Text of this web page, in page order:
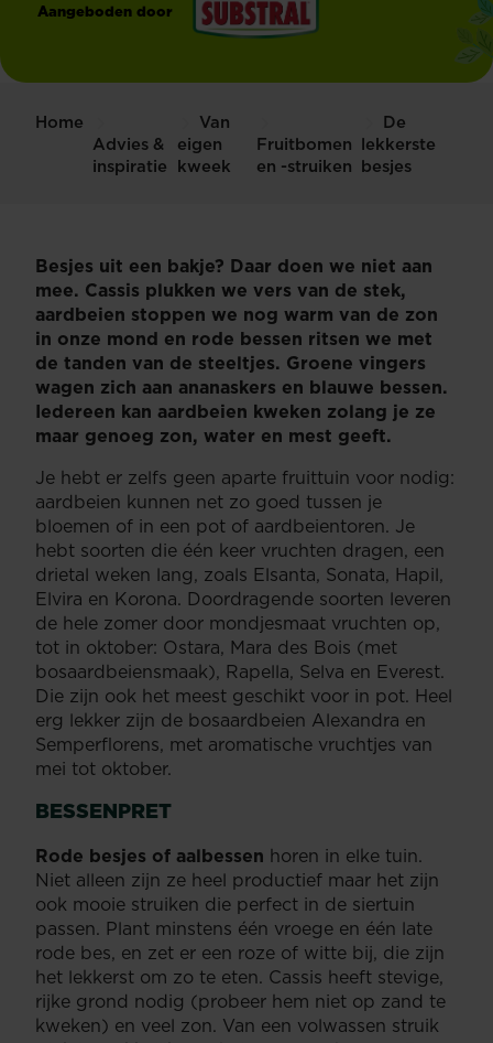
Aangeboden door
Home
Advies &
inspiratie
Van
eigen
kweek
Fruitbomen
en -struiken
De
lekkerste
besjes
Besjes uit een bakje? Daar doen we niet aan
mee. Cassis plukken we vers van de stek,
aardbeien stoppen we nog warm van de zon
in onze mond en rode bessen ritsen we met
de tanden van de steeltjes. Groene vingers
wagen zich aan ananaskers en blauwe bessen.
Iedereen kan aardbeien kweken zolang je ze
maar genoeg zon, water en mest geeft.
Je hebt er zelfs geen aparte fruittuin voor nodig:
aardbeien kunnen net zo goed tussen je
bloemen of in een pot of aardbeientoren. Je
hebt soorten die één keer vruchten dragen, een
drietal weken lang, zoals Elsanta, Sonata, Hapil,
Elvira en Korona. Doordragende soorten leveren
de hele zomer door mondjesmaat vruchten op,
tot in oktober: Ostara, Mara des Bois (met
bosaardbeiensmaak), Rapella, Selva en Everest.
Die zijn ook het meest geschikt voor in pot. Heel
erg lekker zijn de bosaardbeien Alexandra en
Semperflorens, met aromatische vruchtjes van
mei tot oktober.
BESSENPRET
Rode besjes of aalbessen horen in elke tuin.
Niet alleen zijn ze heel productief maar het zijn
ook mooie struiken die perfect in de siertuin
passen. Plant minstens één vroege en één late
rode bes, en zet er een roze of witte bij, die zijn
het lekkerst om zo te eten. Cassis heeft stevige,
rijke grond nodig (probeer hem niet op zand te
kweken) en veel zon. Van een volwassen struik